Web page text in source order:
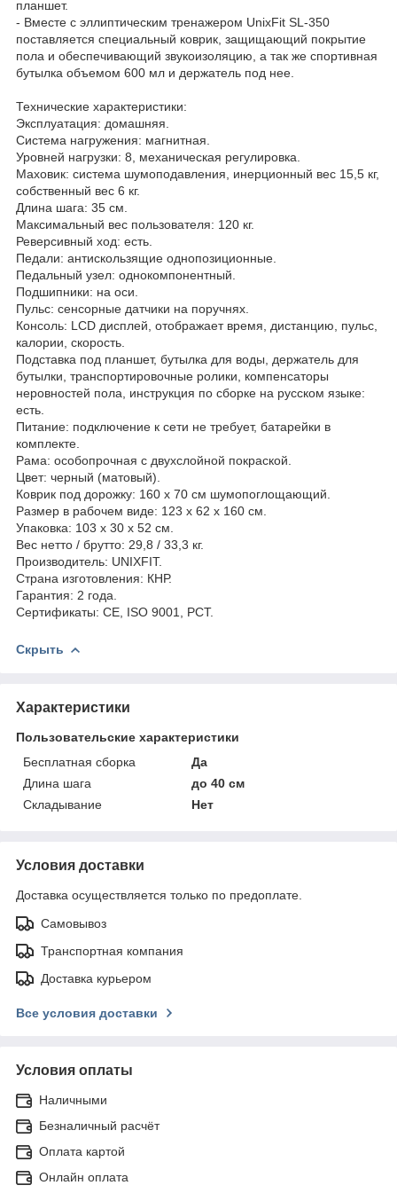
планшет.
- Вместе с эллиптическим тренажером UnixFit SL-350
поставляется специальный коврик, защищающий покрытие
пола и обеспечивающий звукоизоляцию, а так же спортивная
бутылка объемом 600 мл и держатель под нее.
Технические характеристики:
Эксплуатация: домашняя.
Система нагружения: магнитная.
Уровней нагрузки: 8, механическая регулировка.
Маховик: система шумоподавления, инерционный вес 15,5 кг,
собственный вес 6 кг.
Длина шага: 35 см.
Максимальный вес пользователя: 120 кг.
Реверсивный ход: есть.
Педали: антискользящие однопозиционные.
Педальный узел: однокомпонентный.
Подшипники: на оси.
Пульс: сенсорные датчики на поручнях.
Консоль: LCD дисплей, отображает время, дистанцию, пульс,
калории, скорость.
Подставка под планшет, бутылка для воды, держатель для
бутылки, транспортировочные ролики, компенсаторы
неровностей пола, инструкция по сборке на русском языке:
есть.
Питание: подключение к сети не требует, батарейки в
комплекте.
Рама: особопрочная с двухслойной покраской.
Цвет: черный (матовый).
Коврик под дорожку: 160 х 70 см шумопоглощающий.
Размер в рабочем виде: 123 x 62 x 160 см.
Упаковка: 103 x 30 x 52 см.
Вес нетто / брутто: 29,8 / 33,3 кг.
Производитель: UNIXFIT.
Страна изготовления: КНР.
Гарантия: 2 года.
Сертификаты: CE, ISO 9001, РСТ.
Скрыть
Характеристики
Пользовательские характеристики
Бесплатная сборка
Да
Длина шага
до 40 см
Складывание
Нет
Условия доставки
Доставка осуществляется только по предоплате.
Самовывоз
Транспортная компания
Доставка курьером
Все условия доставки
Условия оплаты
Наличными
Безналичный расчёт
Оплата картой
Онлайн оплата